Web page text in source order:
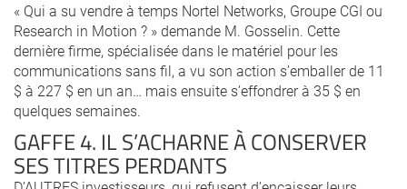
« Qui a su vendre à temps Nortel Networks, Groupe CGI ou
Research in Motion ? » demande M. Gosselin. Cette
dernière firme, spécialisée dans le matériel pour les
communications sans fil, a vu son action s’emballer de 11
$ à 227 $ en un an… mais ensuite s’effondrer à 35 $ en
quelques semaines.
GAFFE 4. IL S’ACHARNE À CONSERVER
SES TITRES PERDANTS